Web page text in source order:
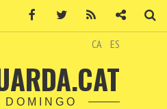
CA ES
DOMINGO
Facebook Twitter Contacte